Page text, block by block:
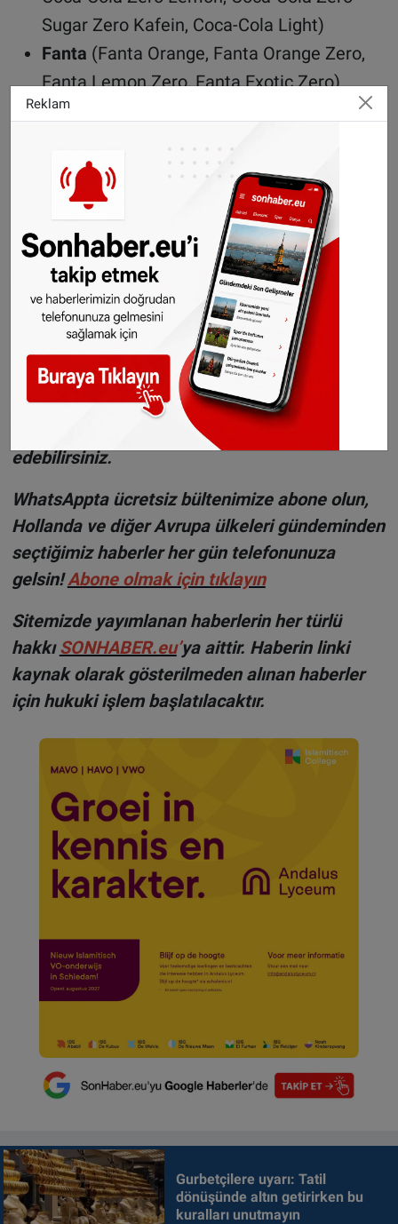
Sugar Zero Kafein, Coca-Cola Light)
Fanta (Fanta Orange, Fanta Orange Zero,
Fanta Lemon Zero, Fanta Exotic Zero)
Sprite
Son Kullanma Tarihi: 4 Şubat 2025 ile 12 Nisan
2025 arası
©Sonhaber.eu
gram hesabımızdan
edebilirsiniz.
WhatsAppta ücretsiz bültenimize abone olun,
Hollanda ve diğer Avrupa ülkeleri gündeminden
seçtiğimiz haberler her gün telefonunuza
gelsin!Abone olmak için tıklayın
Sitemizde yayımlanan haberlerin her türlü
hakkı SONHABER.eu’ya aittir. Haberin linki
kaynak olarak gösterilmeden alınan haberler
için hukuki işlem başlatılacaktır.
Gurbetçilere uyarı: Tatil
dönüşünde altın getirirken bu
kuralları unutmayın
Reklam